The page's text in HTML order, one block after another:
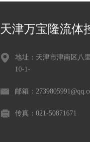
天津万宝隆流体
地址：天津市津南区八
10-1-
邮箱：
传真：021-50871671